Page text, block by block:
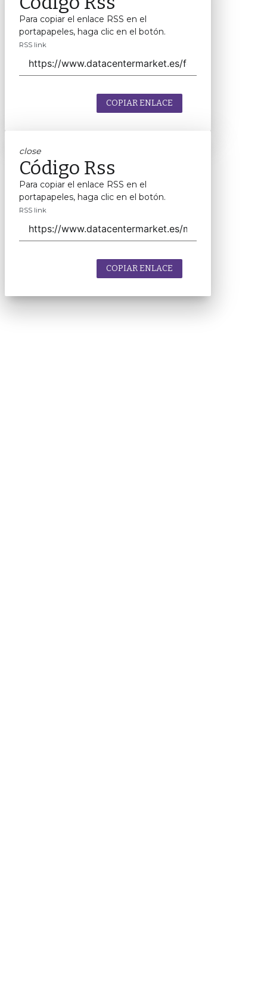
Para copiar el enlace RSS en el
portapapeles, haga clic en el botón.
RSS link
COPIAR ENLACE
close
Código Rss
Para copiar el enlace RSS en el
portapapeles, haga clic en el botón.
RSS link
COPIAR ENLACE